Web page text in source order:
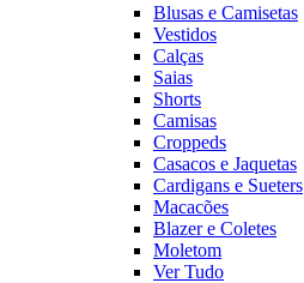
Blusas e Camisetas
Vestidos
Calças
Saias
Shorts
Camisas
Croppeds
Casacos e Jaquetas
Cardigans e Sueters
Macacões
Blazer e Coletes
Moletom
Ver Tudo